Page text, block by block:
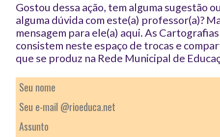
Gostou dessa ação, tem alguma sugestão
alguma dúvida com este(a) professor(a)?
mensagem para ele(a) aqui. As
consistem neste espaço de trocas e
que se produz na Rede Municipal de